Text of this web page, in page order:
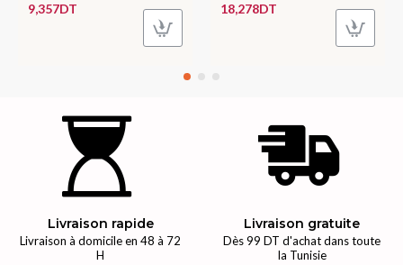
9,357DT 18,278DT
Livraison rapide
Livraison à domicile en 48 à 72
H
Livraison gratuite
Dès 99 DT d'achat dans toute
la Tunisie